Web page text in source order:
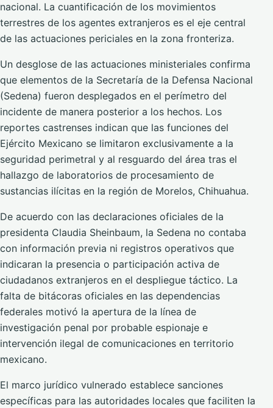
nacional. La cuantificación de los movimientos
terrestres de los agentes extranjeros es el eje central
de las actuaciones periciales en la zona fronteriza.
Un desglose de las actuaciones ministeriales confirma
que elementos de la Secretaría de la Defensa Nacional
(Sedena) fueron desplegados en el perímetro del
incidente de manera posterior a los hechos. Los
reportes castrenses indican que las funciones del
Ejército Mexicano se limitaron exclusivamente a la
seguridad perimetral y al resguardo del área tras el
hallazgo de laboratorios de procesamiento de
sustancias ilícitas en la región de Morelos, Chihuahua.
De acuerdo con las declaraciones oficiales de la
presidenta Claudia Sheinbaum, la Sedena no contaba
con información previa ni registros operativos que
indicaran la presencia o participación activa de
ciudadanos extranjeros en el despliegue táctico. La
falta de bitácoras oficiales en las dependencias
federales motivó la apertura de la línea de
investigación penal por probable espionaje e
intervención ilegal de comunicaciones en territorio
mexicano.
El marco jurídico vulnerado establece sanciones
específicas para las autoridades locales que faciliten la